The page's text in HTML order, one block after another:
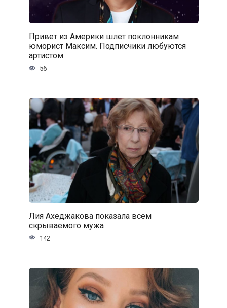
Привет из Америки шлет поклонникам
юморист Максим. Подписчики любуются
артистом
56
Лия Ахеджакова показала всем
скрываемого мужа
142